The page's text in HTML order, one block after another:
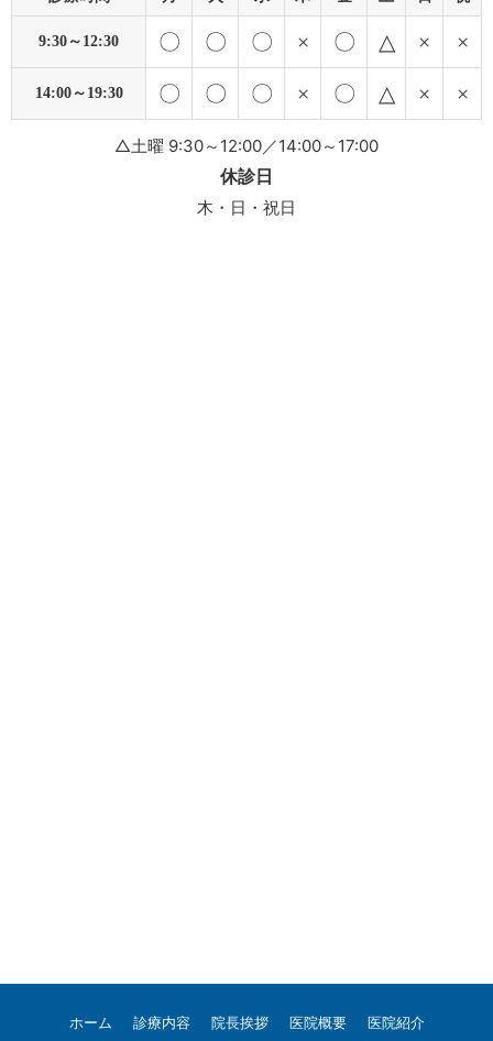
9:30～12:30 〇 〇 〇 × 〇 △ × ×
14:00～19:30 〇 〇 〇 × 〇 △ × ×
△土曜 9:30～12:00／14:00～17:00
休診日
木・日・祝日
ホーム 診療内容 院長挨拶 医院概要 医院紹介